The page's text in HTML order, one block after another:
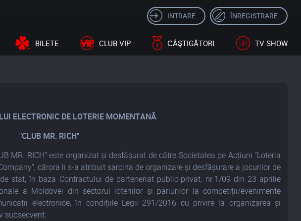
INTRARE ÎNREGISTRARE
BILETE CLUB VIP СÂŞTIGĂTORI TV SHOW
ELECTRONIC DE LOTERIE MOMENTANĂ
"CLUB MR. RICH"
MR. RICH" este organizat și desfășurat de către Societatea pe Acțiuni "Loteria
cărora li s-a atribuit sarcina de organizare și desfășurare a jocurilor de
stat, în baza Contractului de parteneriat public-privat, nr.1/09 din 23 aprilie
a Moldovei din sectorul loteriilor și pariurilor la competiții/evenimente
electronice, în condițiile Legii 291/2016 cu privire la organizarea și
subsecvent.